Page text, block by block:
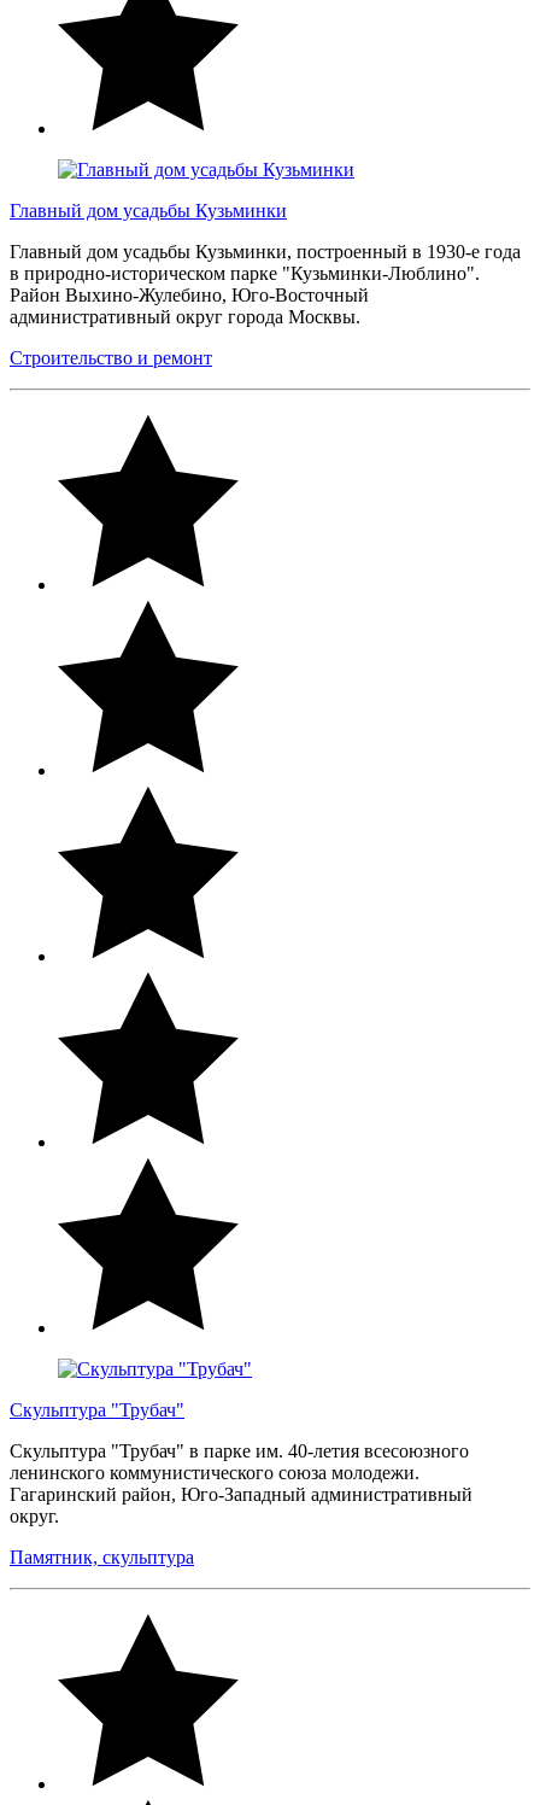
Главный дом усадьбы Кузьминки
Главный дом усадьбы Кузьминки, построенный в 1930-е года
в природно-историческом парке "Кузьминки-Люблино".
Район Выхино-Жулебино, Юго-Восточный
административный округ города Москвы.
Строительство и ремонт
Скульптура "Трубач"
Скульптура "Трубач" в парке им. 40-летия всесоюзного
ленинского коммунистического союза молодежи.
Гагаринский район, Юго-Западный административный
округ.
Памятник, скульптура